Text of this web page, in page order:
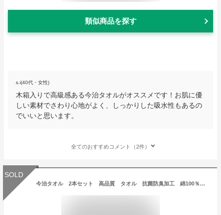
類似商品を探す
s.i(40代・女性)
木箱入りで高級感ある今治タオルがオススメです！お肌に優
しい素材でさわり心地がよく、しっかりした吸水性もあるの
でいいと思います。
全てのおすすめコメント（2件）
SOLD
今治タオル 2本セット 高品質 タオル 抗菌防臭加工 綿100％ いまばり ギフト 挨拶回り 内祝い 引越し 引出物 33cm×83cm 吸水速乾 湯上り 日本製 白色 化粧箱入り